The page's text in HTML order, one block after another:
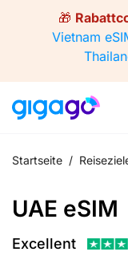
🎁
Vietnam
Startseite /
UAE eSIM
Excellent